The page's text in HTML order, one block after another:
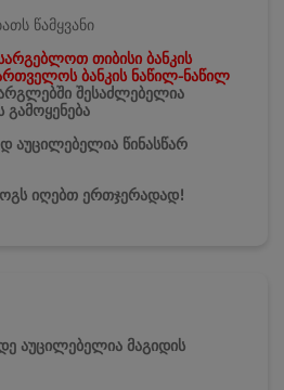
წამყვანი
თიბისი ბანკის
ბანკის ნაწილ-ნაწილ
შესაძლებელია
აუცილებელია წინასწარ
იღებთ ერთჯერადად!
აუცილებელია მაგიდის